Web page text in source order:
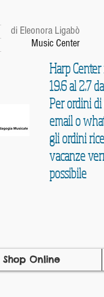
di Eleonora Ligabò
Music Center
Harp
19.6 al 2.7
Per ordini
email o
gli ordini
vacanze
possibile
Shop Online